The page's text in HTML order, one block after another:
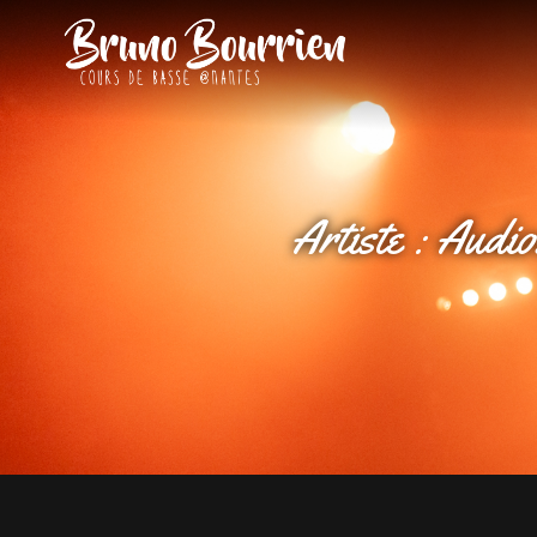
BRUNO
Cours De Basse À Nantes
Artiste :